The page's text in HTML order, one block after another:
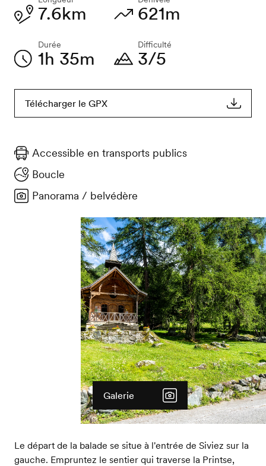
7.6km
Durée
1h 35m
621m
Difficulté
3/5
Télécharger le GPX
Accessible en transports publics
Boucle
Panorama / belvédère
Galerie
Le départ de la balade se situe à l'entrée de Siviez sur la
gauche. Empruntez le sentier qui traverse la Printse,